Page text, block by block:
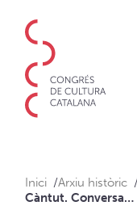
Inici Arxiu històric
Càntut. Conversa amb Uc i concert amb L'arannà